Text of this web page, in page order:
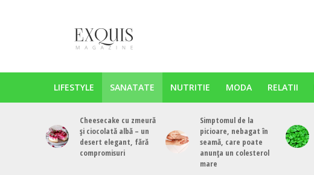
LIFESTYLE SANATATE NUTRITIE MODA RELATII
Cheesecake cu zmeură
și ciocolată albă – un
desert elegant, fără
compromisuri
Simptomul de la
picioare, nebagat în
seamă, care poate
anunța un colesterol
mare